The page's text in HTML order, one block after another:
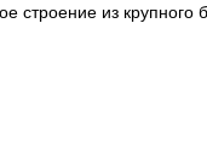
из крупного